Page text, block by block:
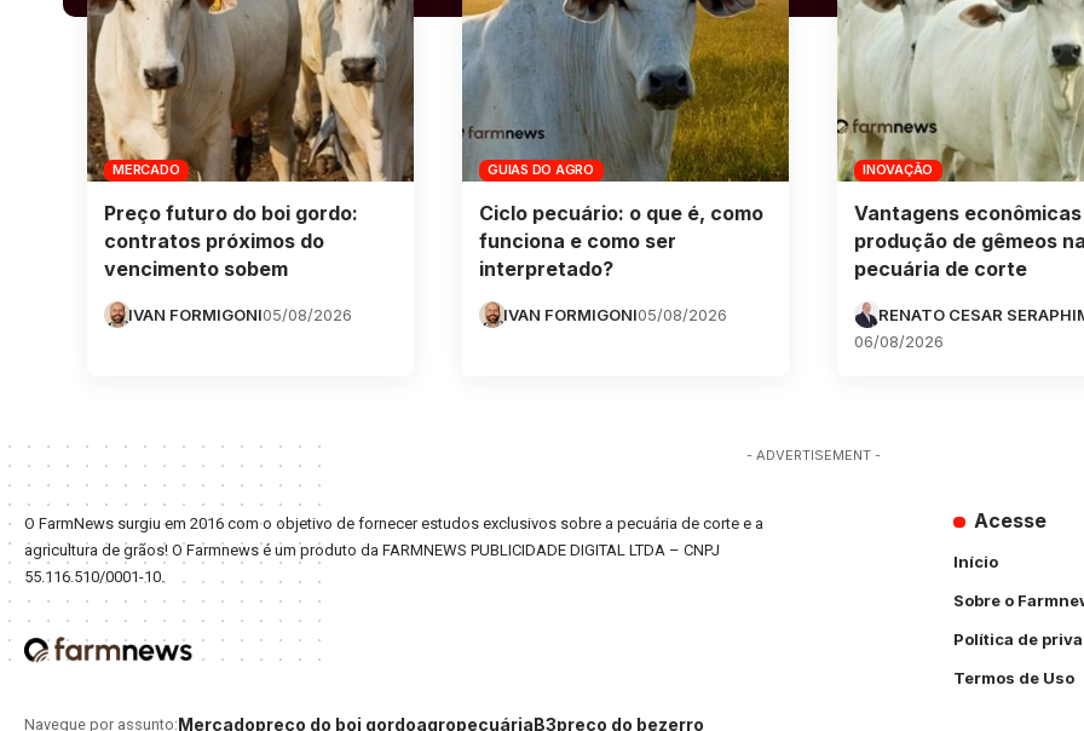
MERCADO
Preço futuro do boi gordo:
contratos próximos do
vencimento sobem
IVAN FORMIGONI05/08/2026
GUIAS DO AGRO
Ciclo pecuário: o que é, como
funciona e como ser
interpretado?
IVAN FORMIGONI05/08/2026
INOVAÇÃO
Vantagens econômicas
produção de gêmeos na
pecuária de corte
RENATO CESAR
06/08/2026
- ADVERTISEMENT -
O FarmNews surgiu em 2016 com o objetivo de fornecer estudos exclusivos sobre a pecuária de corte e a
agricultura de grãos! O Farmnews é um produto da FARMNEWS PUBLICIDADE DIGITAL LTDA – CNPJ
55.116.510/0001-10.
Navegue por assunto:Mercadopreço do boi gordoagropecuáriaB3preço do bezerro
Acesse
Início
Sobre o
Política de
Termos de Uso